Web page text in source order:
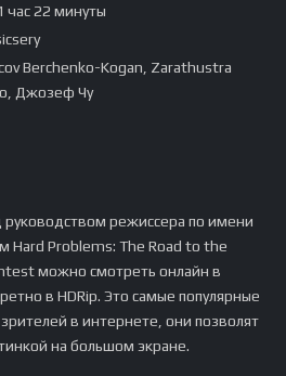
час 22 минуты
Berchenko-Kogan, Zarathustra
Джозеф Чу
режиссера по имени
Hard Problems: The Road to the
можно смотреть онлайн в
в HDRip. Это самые популярные
в интернете, они позволят
на большом экране.